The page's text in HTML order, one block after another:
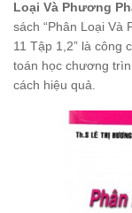
Loại Và Phương
sách “Phân Loại Và
11 Tập 1,2” là công
toán học chương
cách hiệu quả.